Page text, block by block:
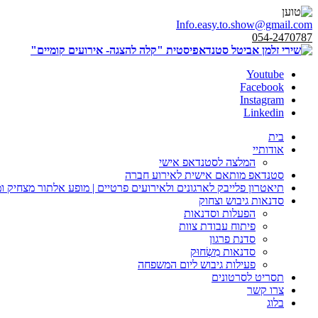
Info.easy.to.show@gmail.com
054-2470787
Youtube
Facebook
Instagram
Linkedin
בית
אודותיי
המלצה לסטנדאפ אישי
סטנדאפ מותאם אישית לאירוע חברה
תיאטרון פלייבק לארגונים ולאירועים פרטיים | מופע אלתור מצחיק
סדנאות גיבוש וצחוק
הפעלות וסדנאות
פיתוח עבודת צוות
סדנת פרגון
סדנאות מִשְׂחוּק
פעילות גיבוש ליום המשפחה
תסריט לסרטונים
צרו קשר
בלוג